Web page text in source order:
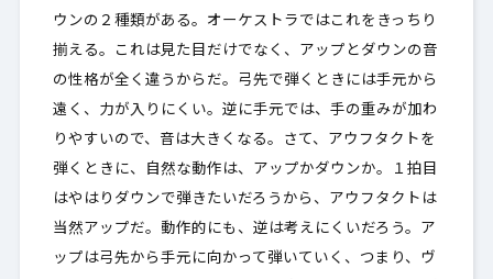
ウンの２種類がある。オーケストラではこれをきっちり
揃える。これは見た目だけでなく、アップとダウンの音
の性格が全く違うからだ。弓先で弾くときには手元から
遠く、力が入りにくい。逆に手元では、手の重みが加わ
りやすいので、音は大きくなる。さて、アウフタクトを
弾くときに、自然な動作は、アップかダウンか。１拍目
はやはりダウンで弾きたいだろうから、アウフタクトは
当然アップだ。動作的にも、逆は考えにくいだろう。ア
ップは弓先から手元に向かって弾いていく、つまり、ヴ